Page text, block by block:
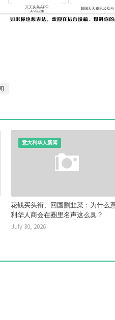
意大利华人新闻
花钱买头衔、回国割韭菜：为什么
利华人商会在圈里名声这么臭？
July 30, 2026